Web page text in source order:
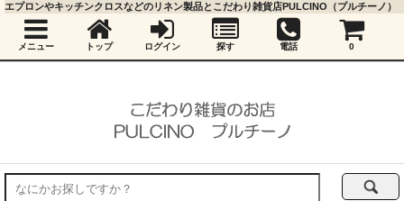
エプロンやキッチンクロスなどのリネン製品とこだわり雑貨店PULCINO（プルチーノ）
メニュー トップ ログイン 探す 電話 0